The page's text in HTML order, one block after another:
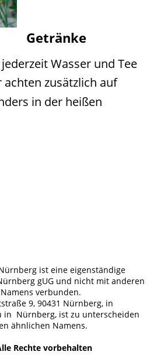
Getränke
Wasser und Tee
achten zusätzlich auf
in der heißen
ist eine eigenständige
gUG und nicht mit anderen
verbunden.
9, 90431 Nürnberg, in
in Nürnberg, ist zu unterscheiden
ähnlichen Namens.
Rechte vorbehalten